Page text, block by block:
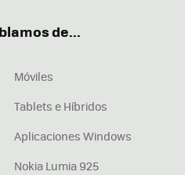
de...
Móviles
Tablets e Híbridos
Aplicaciones Windows
Nokia Lumia 925